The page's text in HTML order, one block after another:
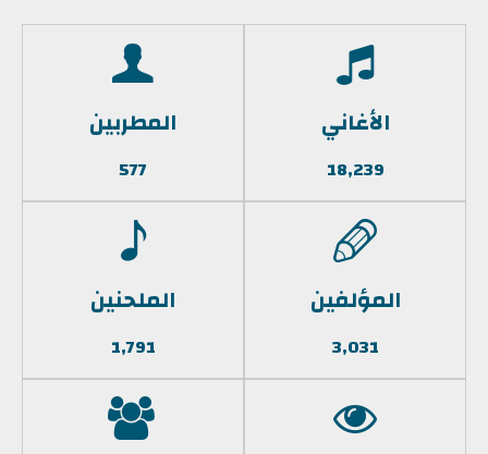
الأغاني
18,239
المطربين
577
المؤلفين
3,031
الملحنين
1,791